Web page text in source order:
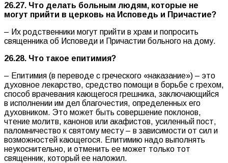
26.27. Что делать больным людям, которые не
могут прийти в церковь на Исповедь и Причастие?
– Их родственники могут прийти в храм и попросить
священника об Исповеди и Причастии больного на дому.
26.28. Что такое епитимия?
– Епитимия (в переводе с греческого «наказание») – это
духовное лекарство, средство помощи в борьбе с грехом,
способ врачевания кающегося грешника, заключающийся
в исполнении им дел благочестия, определенных его
духовником. Это может быть совершение поклонов,
чтение молитв, канонов или акафистов, усиленный пост,
паломничество к святому месту – в зависимости от сил и
возможностей кающегося. Епитимию надо выполнять
неукоснительно, и отменить ее может только тот
священник, который ее наложил.